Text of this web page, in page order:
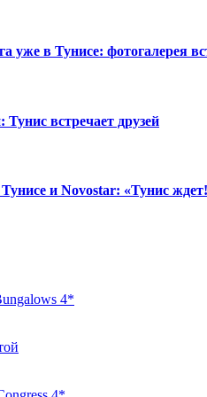
уже в Тунисе: фотогалерея
встречает друзей
и Novostar: «Тунис
4*